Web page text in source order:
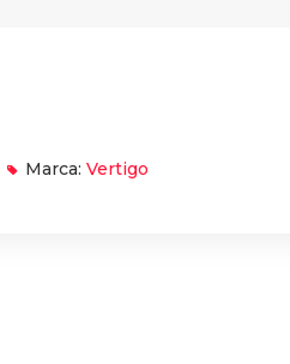
Marca: Vertigo